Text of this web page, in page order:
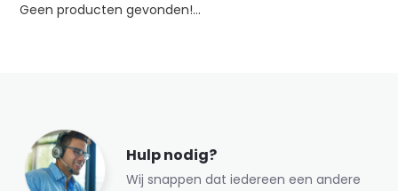
Geen producten gevonden!...
Hulp nodig?
Wij snappen dat iedereen een andere